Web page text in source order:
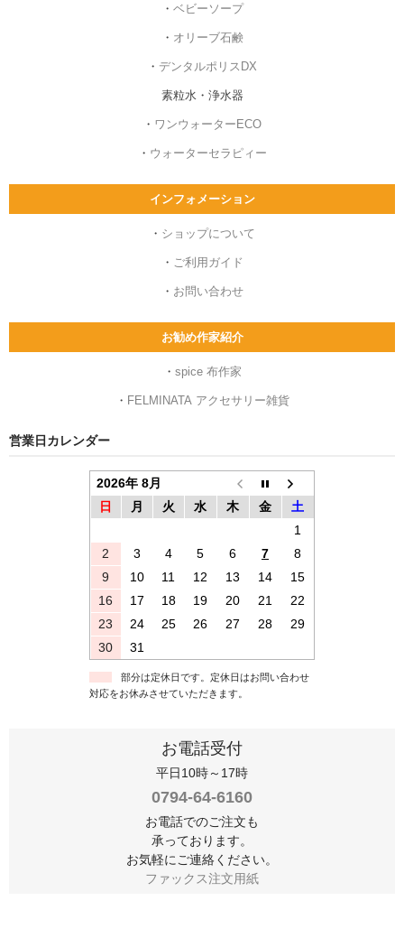
・ ベビーソープ
・ オリーブ石鹸
・ デンタルポリスDX
素粒水・浄水器
・ ワンウォーターECO
・ ウォーターセラピィー
インフォメーション
・ ショップについて
・ ご利用ガイド
・ お問い合わせ
お勧め作家紹介
・ spice 布作家
・ FELMINATA アクセサリー雑貨
営業日カレンダー
2026年 8月
日
月 火 水 木 金
土
1
2
3 4 5 6 7
8
9
10 11 12 13 14
15
16
17 18 19 20 21
22
23
24 25 26 27 28
29
30
31
部分は定休日です。定休日はお問い合わせ
対応をお休みさせていただきます。
お電話受付
平日10時～17時
0794-64-6160
お電話でのご注文も
承っております。
お気軽にご連絡ください。
ファックス注文用紙